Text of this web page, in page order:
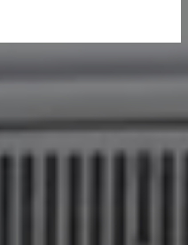
Festival 2023